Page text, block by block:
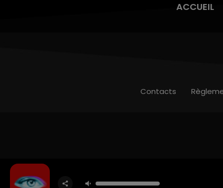
ACCUEIL
Contacts